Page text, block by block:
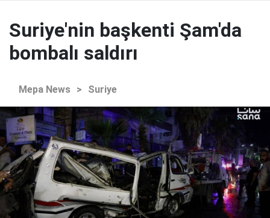
Suriye'nin başkenti Şam'da
bombalı saldırı
Mepa News > Suriye